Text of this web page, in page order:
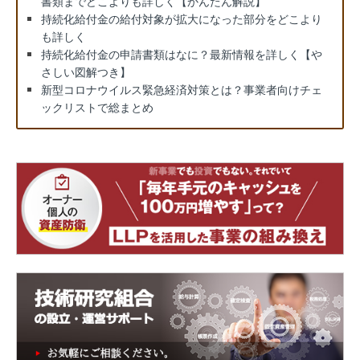
持続化給付金の給付対象が拡大になった部分をどこより
も詳しく
持続化給付金の申請書類はなに？最新情報を詳しく【や
さしい図解つき】
新型コロナウイルス緊急経済対策とは？事業者向けチェ
ックリストで総まとめ